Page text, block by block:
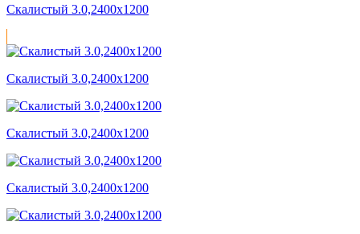
Скалистый 3.0,2400x1200
Скалистый 3.0,2400x1200
Скалистый 3.0,2400x1200
Скалистый 3.0,2400x1200